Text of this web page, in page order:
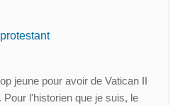
jeune pour avoir de Vatican II
l'historien que je suis, le